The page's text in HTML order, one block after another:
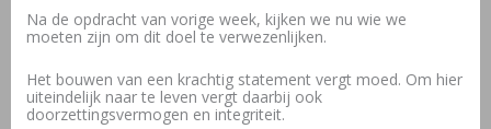
Na de opdracht van vorige week, kijken we nu wie we
moeten zijn om dit doel te verwezenlijken.
Het bouwen van een krachtig statement vergt moed. Om hier
uiteindelijk naar te leven vergt daarbij ook
doorzettingsvermogen en integriteit.